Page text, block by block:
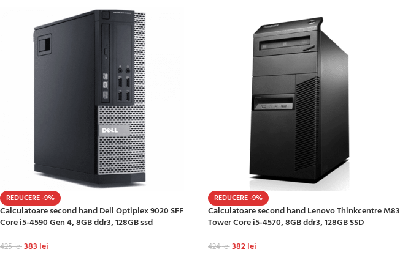
REDUCERE -9%
Calculatoare second hand Dell Optiplex 9020 SFF
Core i5-4590 Gen 4, 8GB ddr3, 128GB ssd
425lei383 lei
REDUCERE -9%
Calculatoare second hand Lenovo Thinkcentre M83
Tower Core i5-4570, 8GB ddr3, 128GB SSD
424lei382lei